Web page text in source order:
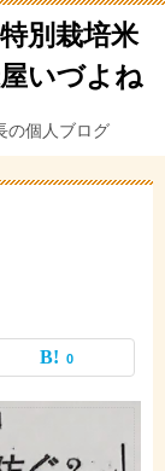
別栽培米
いづよね
の個人ブログ
0